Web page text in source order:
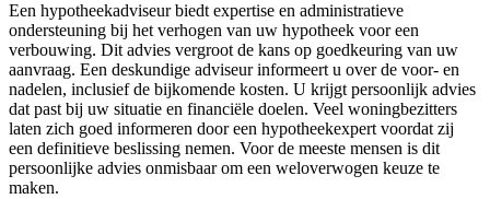
Een hypotheekadviseur biedt expertise en administratieve
ondersteuning bij het verhogen van uw hypotheek voor een
verbouwing. Dit advies vergroot de kans op goedkeuring van uw
aanvraag. Een deskundige adviseur informeert u over de voor- en
nadelen, inclusief de bijkomende kosten. U krijgt persoonlijk advies
dat past bij uw situatie en financiële doelen. Veel woningbezitters
laten zich goed informeren door een hypotheekexpert voordat zij
een definitieve beslissing nemen. Voor de meeste mensen is dit
persoonlijke advies onmisbaar om een weloverwogen keuze te
maken.